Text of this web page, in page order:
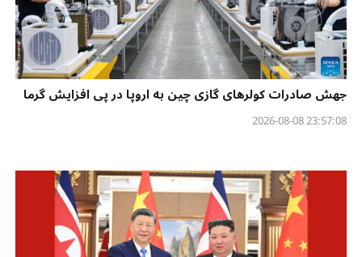
جهش صادرات کولرهای گازی چین به اروپا در پی افزایش گرما
23:57:08 2026-08-08